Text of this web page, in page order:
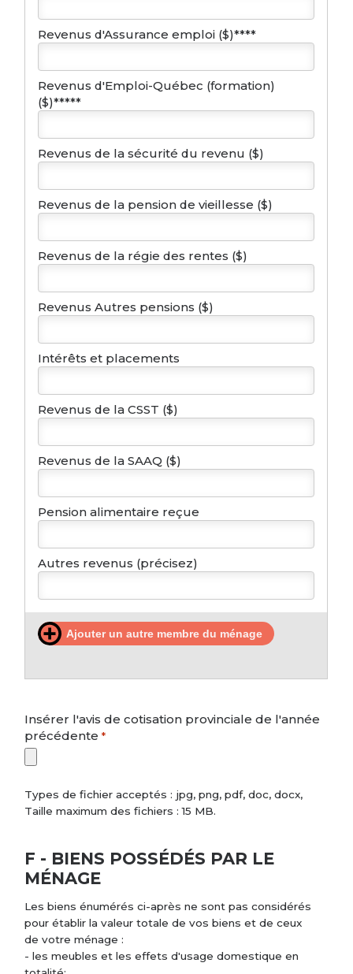
Ajouter
Insérer l'avis de cotisation provinciale de l'année
précédente *
Types de fichier acceptés : jpg, png, pdf, doc, docx,
Taille maximum des fichiers : 15 MB.
F - BIENS POSSÉDÉS PAR LE
MÉNAGE
Les biens énumérés ci-après ne sont pas considérés
pour établir la valeur totale de vos biens et de ceux
de votre ménage :
- les meubles et les effets d'usage domestique en